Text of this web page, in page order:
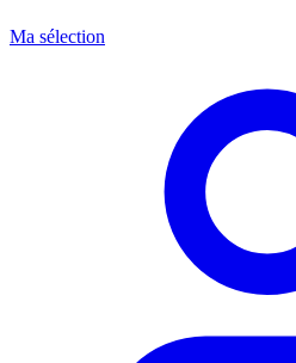
Ma sélection